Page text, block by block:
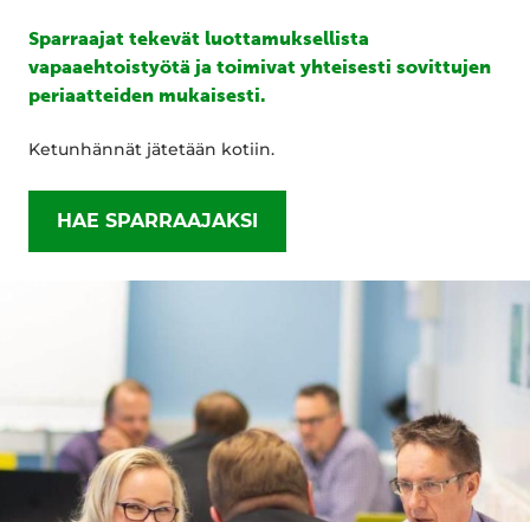
Sparraajat tekevät luottamuksellista
vapaaehtoistyötä ja toimivat yhteisesti sovittujen
periaatteiden mukaisesti.
Ketunhännät jätetään kotiin.
HAE SPARRAAJAKSI